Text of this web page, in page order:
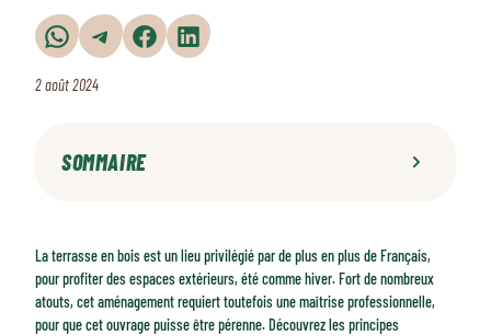
Partager sur WhatsApp Partager sur Telegram Partager sur Facebook Partager sur LinkedIn
2 août 2024
SOMMAIRE
Terrasse en bois : bien connaître le matériau
La terrasse en bois est un lieu privilégié par de plus en plus de Français,
pour profiter des espaces extérieurs, été comme hiver. Fort de nombreux
atouts, cet aménagement requiert toutefois une maîtrise professionnelle,
pour que cet ouvrage puisse être pérenne. Découvrez les principes